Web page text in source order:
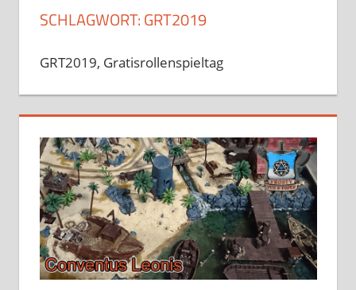
SCHLAGWORT:GRT2019
GRT2019, Gratisrollenspieltag